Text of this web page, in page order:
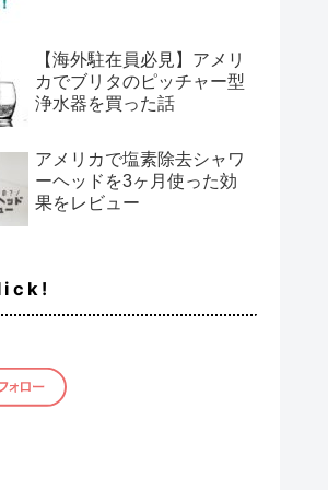
【海外駐在員必見】アメリ
カでブリタのピッチャー型
浄水器を買った話
アメリカで塩素除去シャワ
ーヘッドを3ヶ月使った効
果をレビュー